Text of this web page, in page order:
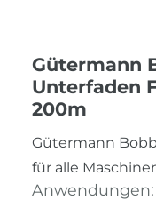
Gütermann
Unterfaden
200m
Gütermann
für alle
Anwendungen: